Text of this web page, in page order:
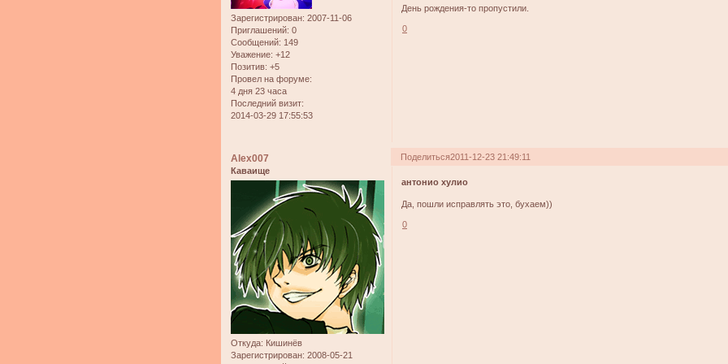
Зарегистрирован: 2007-11-06
Приглашений: 0
Сообщений: 149
Уважение: +12
Позитив: +5
Провел на форуме:
4 дня 23 часа
Последний визит:
2014-03-29 17:55:53
День рождения-то пропустили.
0
Поделиться2011-12-23 21:49:11
Alex007
Каваище
Откуда: Кишинёв
Зарегистрирован: 2008-05-21
антонио хулио
Да, пошли исправлять это, бухаем))
0